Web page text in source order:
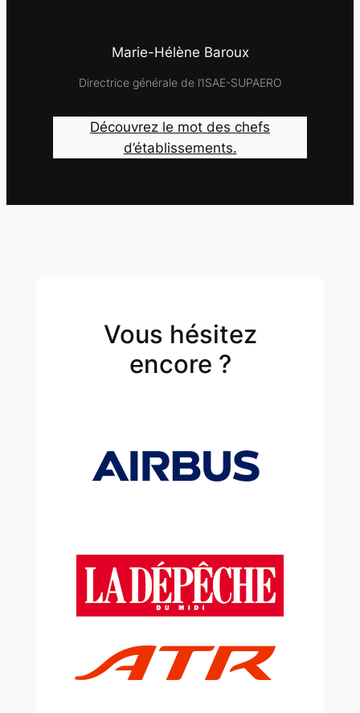
Marie-Hélène Baroux
Directrice générale de l’ISAE-SUPAERO
Découvrez le mot des chefs
d’établissements.
Vous hésitez
encore ?